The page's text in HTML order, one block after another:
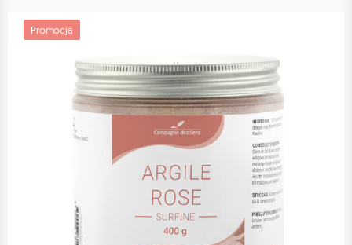
Promocja